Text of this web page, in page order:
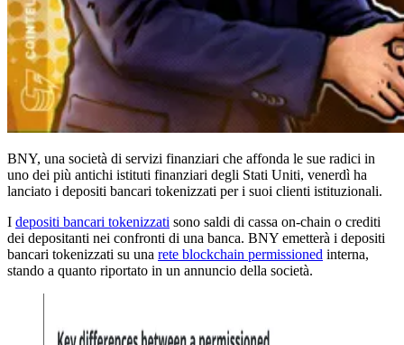
BNY, una società di servizi finanziari che affonda le sue radici in
uno dei più antichi istituti finanziari degli Stati Uniti, venerdì ha
lanciato i depositi bancari tokenizzati per i suoi clienti istituzionali.
I depositi bancari tokenizzati sono saldi di cassa on-chain o crediti
dei depositanti nei confronti di una banca. BNY emetterà i depositi
bancari tokenizzati su una rete blockchain permissioned interna,
stando a quanto riportato in un annuncio della società.